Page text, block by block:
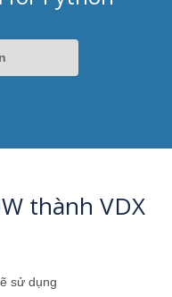
thành VDX
sử dụng